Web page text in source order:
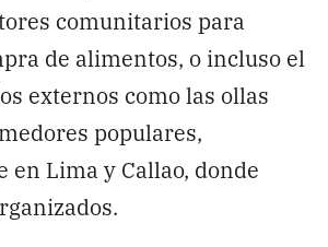
comunitarios para
de alimentos, o incluso el
externos como las ollas
populares,
en Lima y Callao, donde